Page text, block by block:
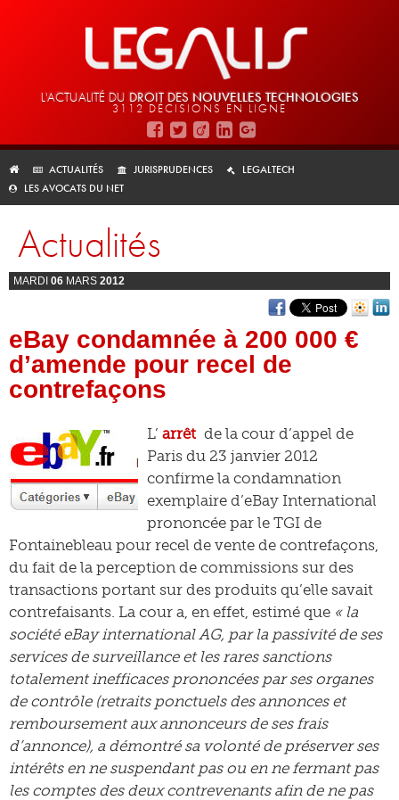
L'ACTUALITÉ DU DROIT DES NOUVELLES TECHNOLOGIES
3112 DÉCISIONS EN LIGNE
ACTUALITÉS JURISPRUDENCES
LEGALTECH
LES AVOCATS DU NET
Actualités
MARDI 06 MARS 2012
eBay condamnée à 200 000 €
d’amende pour recel de
contrefaçons
L’ arrêt de la cour d’appel de
Paris du 23 janvier 2012
confirme la condamnation
exemplaire d’eBay International
prononcée par le TGI de
Fontainebleau pour recel de vente de contrefaçons,
du fait de la perception de commissions sur des
transactions portant sur des produits qu’elle savait
contrefaisants. La cour a, en effet, estimé que « la
société eBay international AG, par la passivité de ses
services de surveillance et les rares sanctions
totalement inefficaces prononcées par ses organes
de contrôle (retraits ponctuels des annonces et
remboursement aux annonceurs de ses frais
d’annonce), a démontré sa volonté de préserver ses
intérêts en ne suspendant pas ou en ne fermant pas
les comptes des deux contrevenants afin de ne pas